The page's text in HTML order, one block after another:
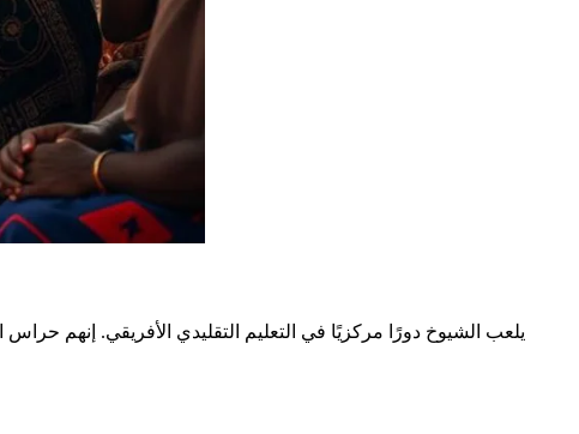
يلعب الشيوخ دورًا مركزيًا في التعليم التقليدي الأفريقي. إنهم